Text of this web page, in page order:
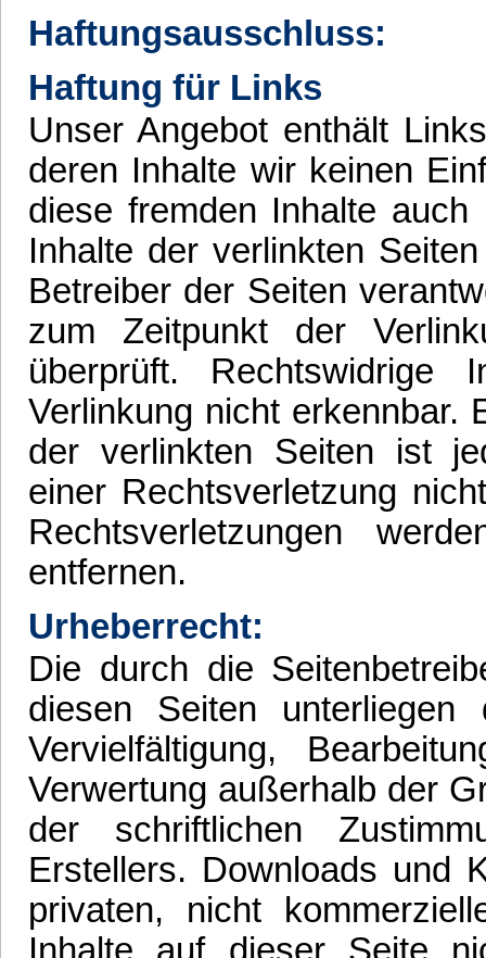
Haftungsausschluss:
Haftung für Links
Unser Angebot enthält
deren Inhalte wir keinen
diese fremden Inhalte
Inhalte der verlinkten
Betreiber der Seiten
zum Zeitpunkt der
überprüft.
Verlinkung nicht erkennbar.
der verlinkten Seiten ist
einer Rechtsverletzung
Rechtsverletzungen
entfernen.
Urheberrecht:
Die durch die
diesen Seiten unterliegen
Vervielfältigung,
Verwertung außerhalb der
der schriftlichen
Erstellers. Downloads und
privaten, nicht